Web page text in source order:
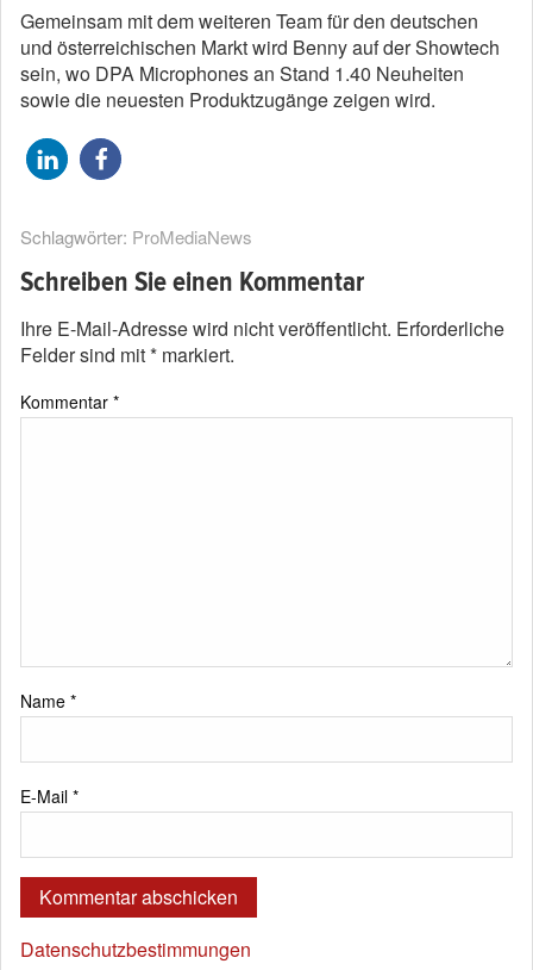
Gemeinsam mit dem weiteren Team für den deutschen
und österreichischen Markt wird Benny auf der Showtech
sein, wo DPA Microphones an Stand 1.40 Neuheiten
sowie die neuesten Produktzugänge zeigen wird.
Schlagwörter: ProMediaNews
Schreiben Sie einen Kommentar
Ihre E-Mail-Adresse wird nicht veröffentlicht. Erforderliche
Felder sind mit* markiert.
Kommentar *
Name *
E-Mail *
Datenschutzbestimmungen